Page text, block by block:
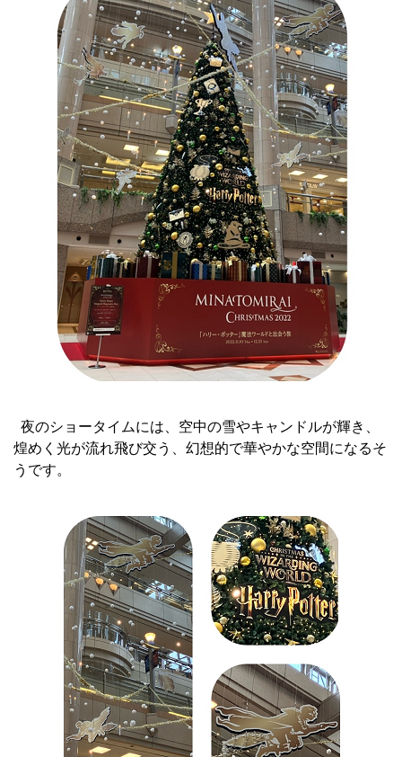
夜のショータイムには、空中の雪やキャンドルが輝き、
煌めく光が流れ飛び交う、幻想的で華やかな空間になるそ
うです。